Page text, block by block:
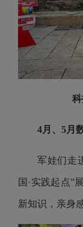
4月、5月
军娃们走
国·实践起点”
新知识，亲身